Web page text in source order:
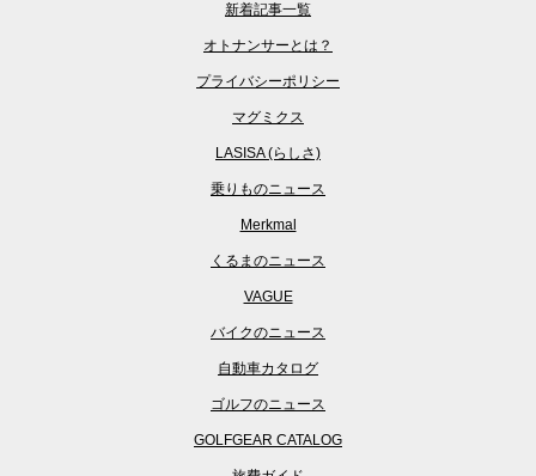
新着記事一覧
オトナンサーとは？
プライバシーポリシー
マグミクス
LASISA (らしさ)
乗りものニュース
Merkmal
くるまのニュース
VAGUE
バイクのニュース
自動車カタログ
ゴルフのニュース
GOLFGEAR CATALOG